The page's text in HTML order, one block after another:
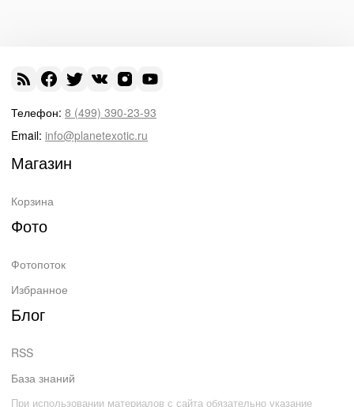
Телефон: 8 (499) 390-23-93
Email: info@planetexotic.ru
Магазин
Корзина
Фото
Фотопоток
Избранное
Блог
RSS
База знаний
При использовании материалов с сайта обязательно указание